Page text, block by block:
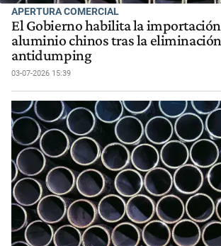
APERTURA COMERCIAL
El Gobierno habilita la
aluminio chinos tras la
antidumping
03-07-2026 15:39